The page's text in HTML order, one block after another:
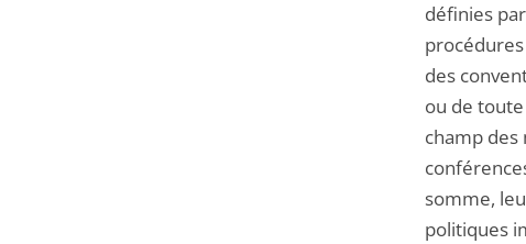
définies
des
ou de
champ des
somme,
politiques